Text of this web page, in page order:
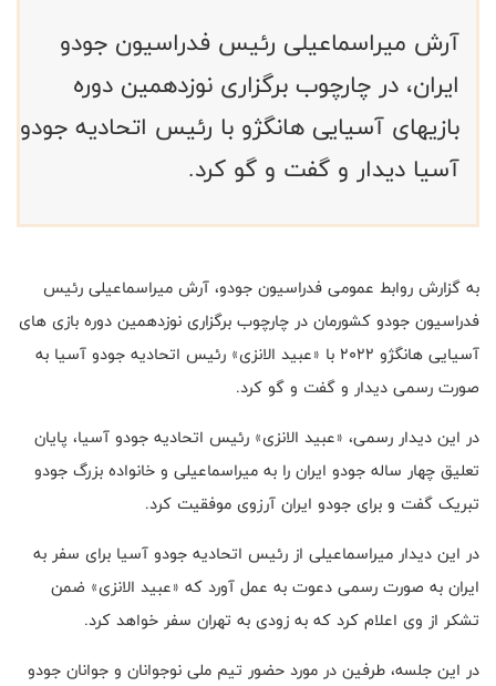
آرش میراسماعیلی رئیس فدراسیون جودو
ایران، در چارچوب برگزاری نوزدهمین دوره
بازیهای آسیایی هانگژو با رئیس اتحادیه جودو
آسیا دیدار و گفت و گو کرد.
به گزارش روابط عمومی فدراسیون جودو، آرش میراسماعیلی رئیس
فدراسیون جودو کشورمان در چارچوب برگزاری نوزدهمین دوره بازی های
آسیایی هانگژو ۲۰۲۲ با «عبید الانزی‌» رئیس اتحادیه جودو آسیا به
صورت رسمی دیدار و گفت و گو کرد.
در این دیدار رسمی، «عبید الانزی‌» رئیس اتحادیه جودو آسیا، پایان
تعلیق چهار ساله جودو ایران را به میراسماعیلی و خانواده بزرگ جودو
تبریک گفت و برای جودو ایران آرزوی موفقیت کرد.
در این دیدار میراسماعیلی از رئیس اتحادیه جودو آسیا برای سفر به
ایران به صورت رسمی دعوت به عمل آورد که «عبید الانزی» ضمن
تشکر از وی اعلام کرد که به زودی به تهران سفر خواهد کرد.
در این جلسه، طرفین در مورد حضور تیم ملی نوجوانان و جوانان جودو